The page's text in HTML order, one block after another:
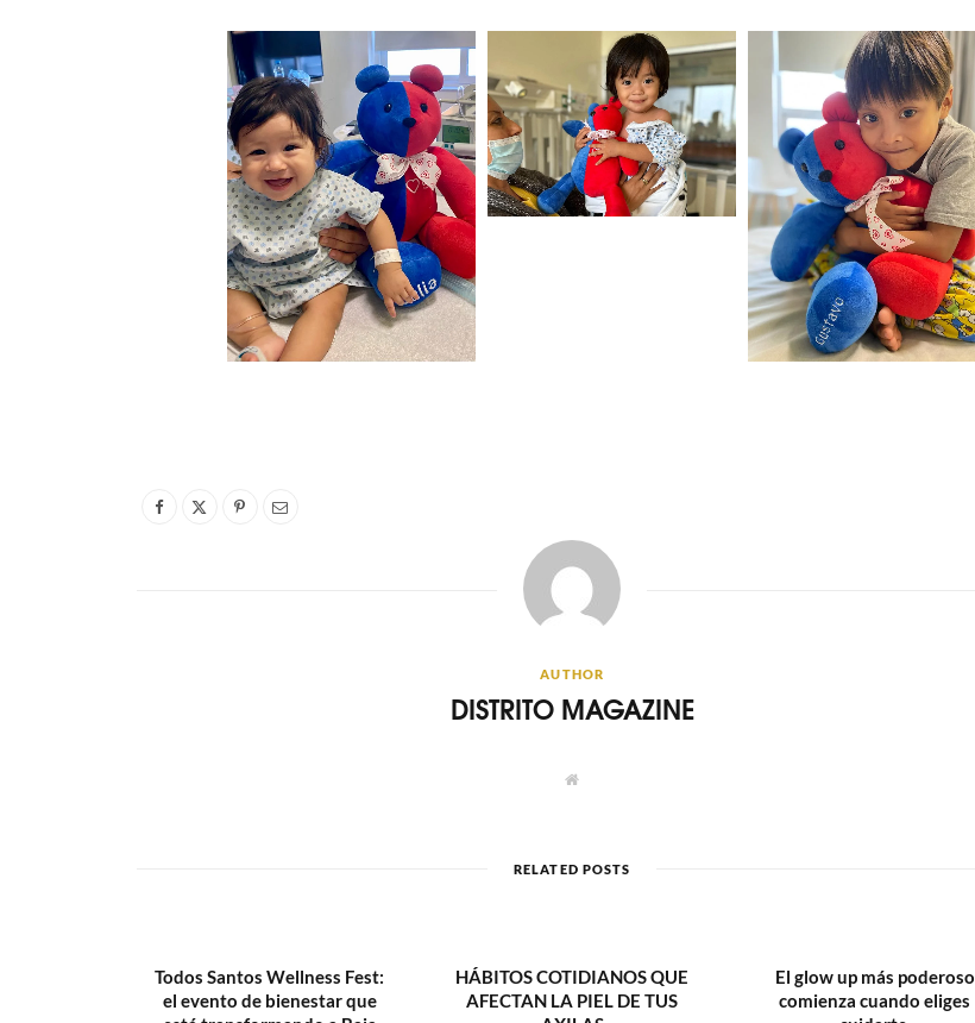
AUTHOR
DISTRITO MAGAZINE
W
e
RELATED POSTS
Todos Santos Wellness Fest:
el evento de bienestar que
HÁBITOS COTIDIANOS QUE
AFECTAN LA PIEL DE TUS
El glow up más poderoso
comienza cuando eliges